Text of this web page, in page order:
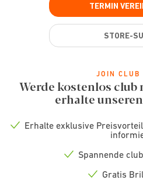
TERMIN
STORE-
JOIN CLUB
Werde kostenlos
erhalte
Erhalte exklusive
Check
Spannende
Gratis